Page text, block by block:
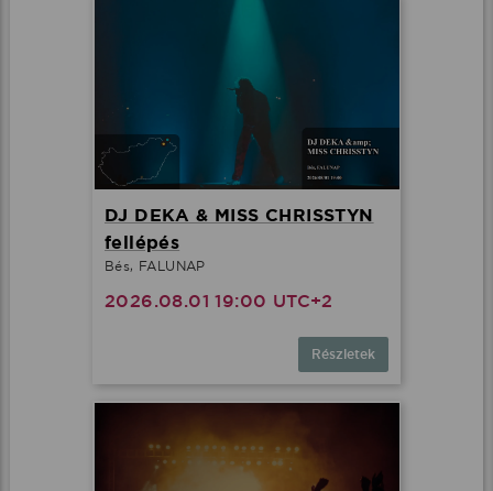
DJ DEKA & MISS CHRISSTYN
fellépés
Bés, FALUNAP
2026.08.01 19:00 UTC+2
Részletek